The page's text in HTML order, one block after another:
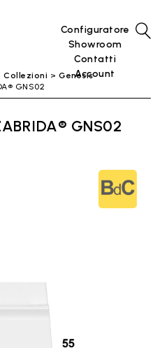
Configuratore
Showroom
Contatti
Account
Collezioni
Genesis
GNS02
GNS02